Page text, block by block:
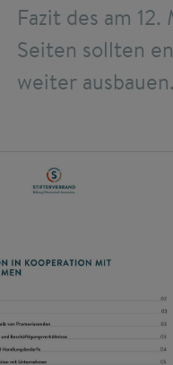
Fazit des am
Seiten sollten
weiter ausbauen.